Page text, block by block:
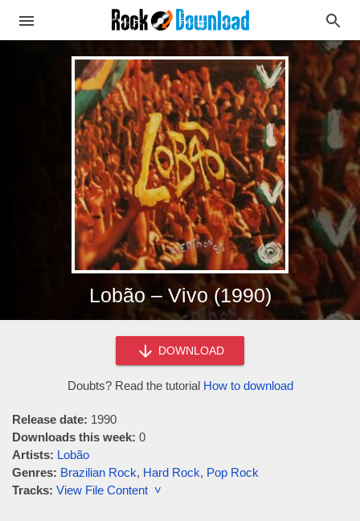
Lobão – Vivo (1990)
DOWNLOAD
Doubts? Read the tutorial How to download
Release date: 1990
Downloads this week: 0
Artists: Lobão
Genres: Brazilian Rock, Hard Rock, Pop Rock
Tracks: View File Content ˅